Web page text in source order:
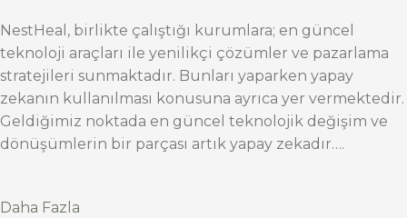
NestHeal, birlikte çalıştığı kurumlara; en güncel
teknoloji araçları ile yenilikçi çözümler ve pazarlama
stratejileri sunmaktadır. Bunları yaparken yapay
zekanın kullanılması konusuna ayrıca yer vermektedir.
Geldiğimiz noktada en güncel teknolojik değişim ve
dönüşümlerin bir parçası artık yapay zekadır….
Daha Fazla